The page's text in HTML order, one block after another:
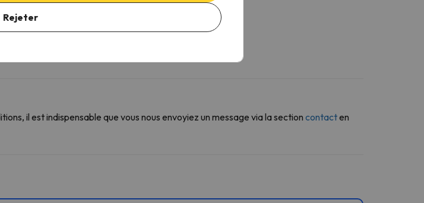
il est indispensable que vous nous envoyiez un message via la section contacten
Rejeter